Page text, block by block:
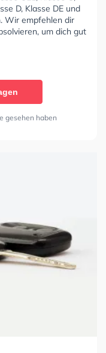
D, Klasse DE und
Wir empfehlen dir
um dich gut
gesehen haben